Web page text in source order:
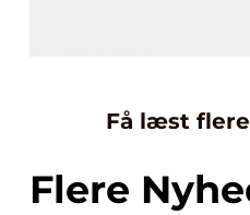
Få læst
Flere